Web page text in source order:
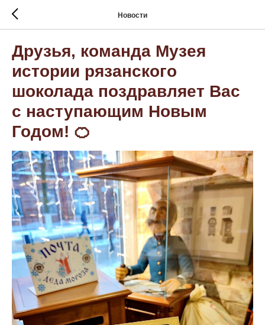
Новости
Друзья, команда Музея
истории рязанского
шоколада поздравляет Вас
с наступающим Новым
Годом! 🍊